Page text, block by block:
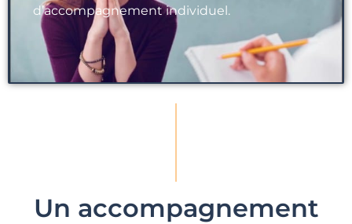
d’accompagnement individuel.
Un accompagnement